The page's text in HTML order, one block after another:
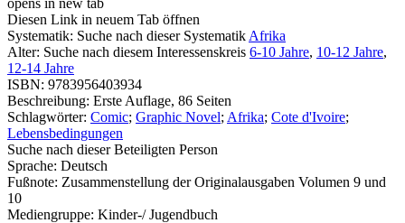
Diesen Link in neuem Tab öffnen
Systematik: Suche nach dieser Systematik Afrika
Alter: Suche nach diesem Interessenskreis 6-10 Jahre, 10-12 Jahre,
12-14 Jahre
ISBN: 9783956403934
Beschreibung: Erste Auflage, 86 Seiten
Schlagwörter: Comic; Graphic Novel; Afrika; Cote d'Ivoire;
Lebensbedingungen
Suche nach dieser Beteiligten Person
Sprache: Deutsch
Fußnote: Zusammenstellung der Originalausgaben Volumen 9 und
10
Mediengruppe: Kinder-/ Jugendbuch